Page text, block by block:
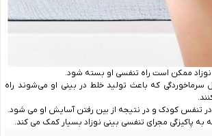
نوزاد ممکن است راه تنفسی او بسته شود.
سرماخوردگی که باعث تولید خلط در بینی او می‌شوند راه
در تنفس کودک و در نتیجه از بین رفتن آسایش او می ‌شود.
پاکیزگی مجرای تنفسی بینی نوزاد بسیار کمک می ‌کند.